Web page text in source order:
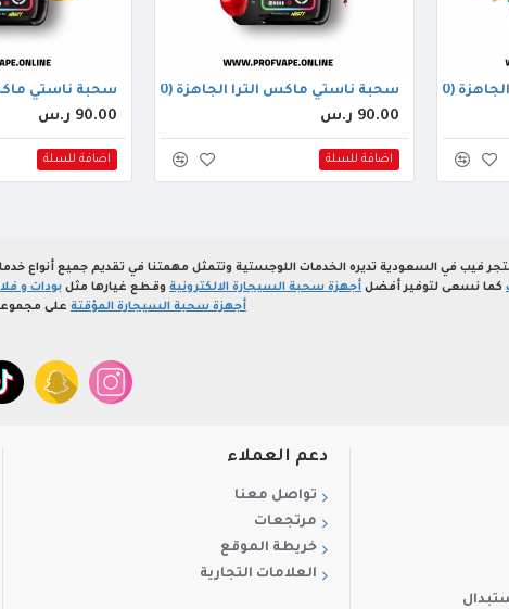
باشن فروت سحبة ناستي ماكس الترا الجاهزة (40000 سحبة) تفاحتين
90.00 ر.س
اضافة للسلة
سحبة ناستي ماكس الترا
90.00 ر.س
اضافة للسلة
فيب في السعودية تديره الخدمات اللوجستية وتتمثل مهمتنا في تقديم جميع أنواع
كما نسعى لتوفير أفضل أجهزة سحبة السيجارة الالكترونية وقطع غيارها مثل بودات و
أجهزة سحبة السيجارة المؤقتة على
دعم العملاء
تواصل معنا
مرتجعات
خريطة الموقع
العلامات التجارية